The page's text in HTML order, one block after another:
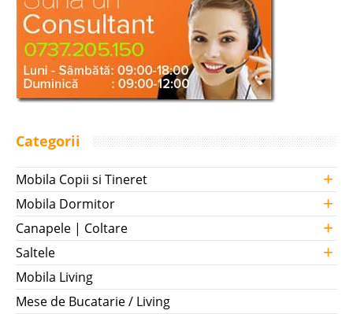
Categorii
Mobila Copii si Tineret +
Mobila Dormitor +
Canapele | Coltare +
Saltele +
Mobila Living
Mese de Bucatarie / Living